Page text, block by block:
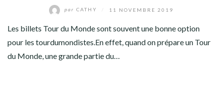
par CATHY 11 NOVEMBRE 2019
Les billets Tour du Monde sont souvent une bonne option
pour les tourdumondistes.En effet, quand on prépare un Tour
du Monde, une grande partie du…